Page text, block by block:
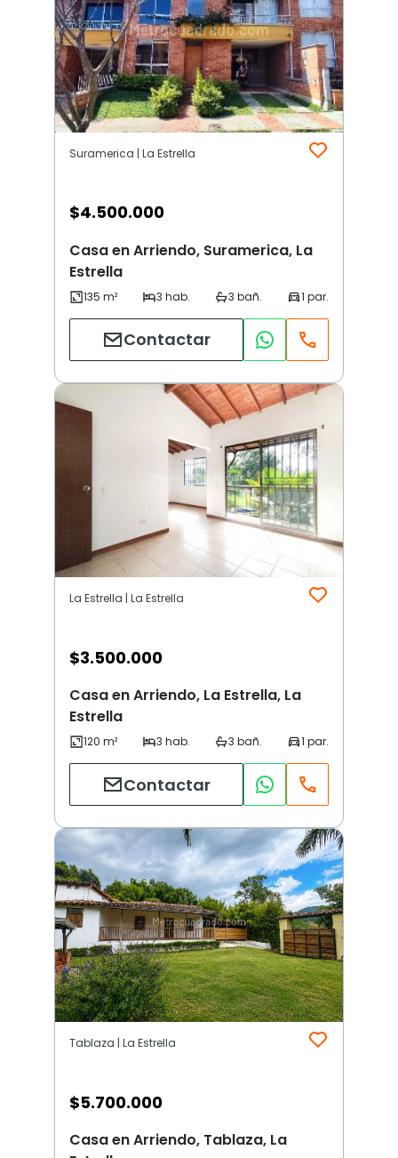
Suramerica | La Estrella
$4.500.000
Casa en Arriendo, Suramerica, La
Estrella
Contactar
La Estrella | La Estrella
$3.500.000
Casa en Arriendo, La Estrella, La
Estrella
Contactar
Tablaza | La Estrella
$5.700.000
Casa en Arriendo, Tablaza, La